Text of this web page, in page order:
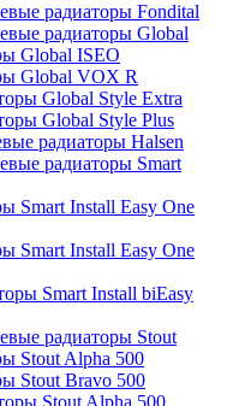
радиаторы Fondital
радиаторы Global
Global ISEO
Global VOX R
Global Style Extra
Global Style Plus
радиаторы Halsen
радиаторы Smart
Smart Install Easy One
Smart Install Easy One
Smart Install biEasy
радиаторы Stout
Stout Alpha 500
Stout Bravo 500
Stout Alpha 500